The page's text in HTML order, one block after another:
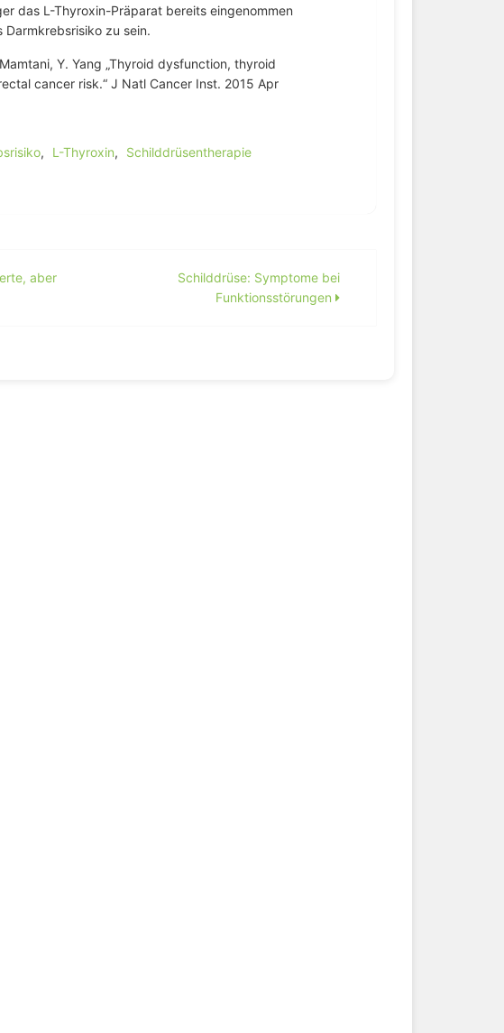
das L-Thyroxin-Präparat bereits eingenommen
zu sein.
Y. Yang „Thyroid dysfunction, thyroid
cancer risk.“ J Natl Cancer Inst. 2015 Apr
, L-Thyroxin, Schilddrüsentherapie
aber
Schilddrüse: Symptome bei
Funktionsstörungen